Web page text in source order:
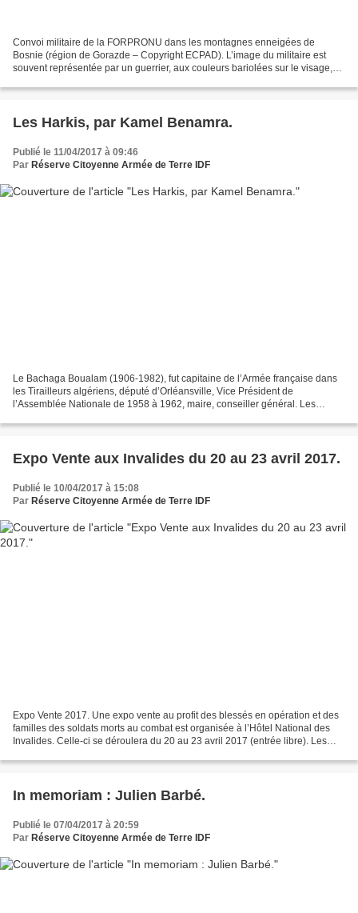
Convoi militaire de la FORPRONU dans les montagnes enneigées de
Bosnie (région de Gorazde – Copyright ECPAD). L’image du militaire est
souvent représentée par un guerrier, aux couleurs bariolées sur le visage,
Les Harkis, par Kamel Benamra.
Publié le 11/04/2017 à 09:46
Par Réserve Citoyenne Armée de Terre IDF
Le Bachaga Boualam (1906-1982), fut capitaine de l’Armée française dans
les Tirailleurs algériens, député d’Orléansville, Vice Président de
l’Assemblée Nationale de 1958 à 1962, maire, conseiller général. Les
Expo Vente aux Invalides du 20 au 23 avril 2017.
Publié le 10/04/2017 à 15:08
Par Réserve Citoyenne Armée de Terre IDF
Expo Vente 2017. Une expo vente au profit des blessés en opération et des
familles des soldats morts au combat est organisée à l’Hôtel National des
Invalides. Celle-ci se déroulera du 20 au 23 avril 2017 (entrée libre). Les
In memoriam : Julien Barbé.
Publié le 07/04/2017 à 20:59
Par Réserve Citoyenne Armée de Terre IDF